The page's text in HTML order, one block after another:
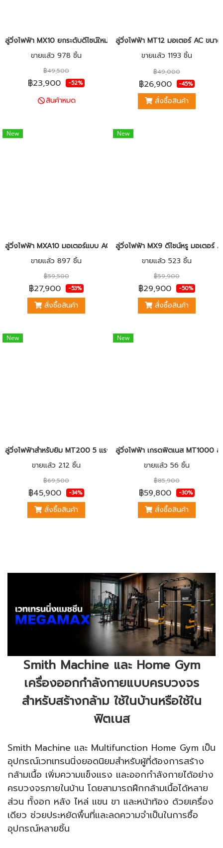
ลู่วิ่งไฟฟ้า MX10 ยกระดับดีไซน์ใหม่ หรูหรา สายพานกว้าง 52 ซม.
ขายแล้ว 978 ชิ้น
฿49,500
฿23,900 -52%
สินค้าหมด
ลู่วิ่งไฟฟ้า MT12 มอเตอร์ AC ขนา
ขายแล้ว 1193 ชิ้น
฿49,000
฿26,900 -45%
สั่งซื้อสินค้า
New
ลู่วิ่งไฟฟ้า MXA10 มอเตอร์แบบ AC ยกระดับดีไซน์ใหม่ หรูหรา สายพานก
ขายแล้ว 897 ชิ้น
฿59,500
฿27,900 -53%
สั่งซื้อสินค้า
New
ลู่วิ่งไฟฟ้า MX9 ดีไซน์หรู มอเตอร์
ขายแล้ว 523 ชิ้น
฿59,900
฿29,900 -50%
สั่งซื้อสินค้า
New
ลู่วิ่งไฟฟ้าสำหรับยิม MT200 5 แรงม้าพีคแบบAC รองรับน้ำหนักได้ 200
ขายแล้ว 212 ชิ้น
฿69,500
฿45,900 -34%
สั่งซื้อสินค้า
New
ลู่วิ่งไฟฟ้า เกรดฟิตเนส MT1000
ขายแล้ว 56 ชิ้น
฿85,900
฿59,800 -30%
สั่งซื้อสินค้า
Smith Machine และ Home Gym
เครื่องออกกำลังกายแบบครบวงจร
สำหรับสร้างกล้าม ใช้ในบ้านหรือใช้ใน
ฟิตเนส
Smith Machine และ Multifunction Home Gym เป็น
อุปกรณ์เวทเทรนนิ่งยอดนิยมสำหรับผู้ที่ต้องการสร้าง
กล้ามเนื้อ เพิ่มความแข็งแรง และออกกำลังกายได้อย่าง
ครบวงจรภายในบ้าน โดยสามารถฝึกกล้ามเนื้อได้หลาย
ส่วน ทั้งอก หลัง ไหล่ แขน ขา และหน้าท้อง ด้วยเครื่อง
เดียว ช่วยประหยัดพื้นที่และลดความจำเป็นในการซื้อ
อุปกรณ์หลายชิ้น